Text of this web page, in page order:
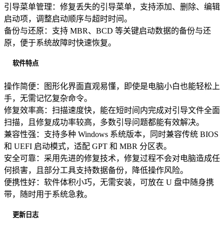
引导菜单管理：修复丢失的引导菜单，支持添加、删除、编辑
启动项，调整启动顺序与超时时间。
备份与还原：支持 MBR、BCD 等关键启动数据的备份与还
原，便于系统故障时快速恢复。
软件特点
操作简便：图形化界面直观易懂，即使是电脑小白也能轻松上
手，无需记忆复杂命令。
修复效率高：扫描速度快，能在短时间内完成对引导文件全面
扫描，且修复成功率较高，多数引导问题都能有效解决。
兼容性强：支持多种 Windows 系统版本，同时兼容传统 BIOS
和 UEFI 启动模式，适配 GPT 和 MBR 分区表。
安全可靠：采用先进的修复技术，修复过程不会对电脑造成任
何损害，且部分工具支持数据备份，降低操作风险。
便携性好：软件体积小巧，无需安装，可放在 U 盘中随身携
带，随时用于系统急救。
更新日志